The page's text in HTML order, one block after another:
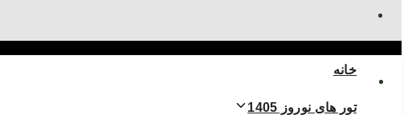
خانه
تور های نوروز 1405